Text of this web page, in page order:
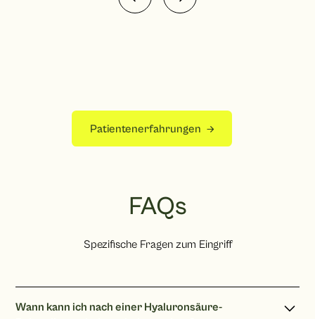
Patientenerfahrungen
FAQs
Spezifische Fragen zum Eingriff
Wann kann ich nach einer Hyaluronsäure-